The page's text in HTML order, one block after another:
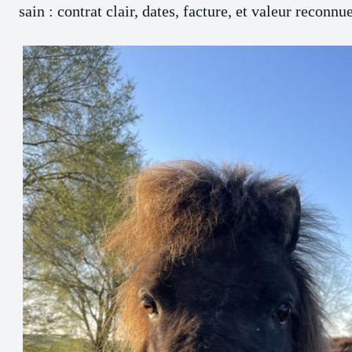
sain : contrat clair, dates, facture, et valeur